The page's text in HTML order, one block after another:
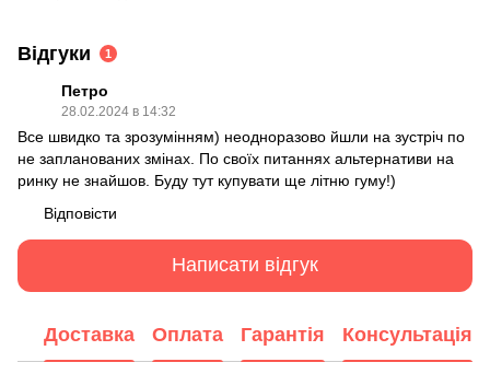
Відгуки 1
Петро
28.02.2024 в 14:32
Все швидко та зрозумінням) неодноразово йшли на зустріч по
не запланованих змінах. По своїх питаннях альтернативи на
ринку не знайшов. Буду тут купувати ще літню гуму!)
Відповісти
Написати відгук
Доставка Оплата Гарантія Консультація